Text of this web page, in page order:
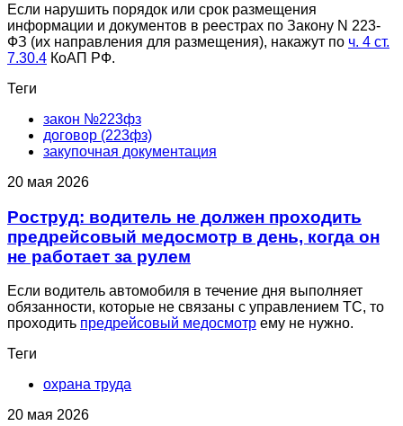
Если нарушить порядок или срок размещения
информации и документов в реестрах по Закону N 223-
ФЗ (их направления для размещения), накажут по ч. 4 ст.
7.30.4 КоАП РФ.
Теги
закон №223фз
договор (223фз)
закупочная документация
20 мая 2026
Роструд: водитель не должен проходить
предрейсовый медосмотр в день, когда он
не работает за рулем
Если водитель автомобиля в течение дня выполняет
обязанности, которые не связаны с управлением ТС, то
проходить предрейсовый медосмотр ему не нужно.
Теги
охрана труда
20 мая 2026